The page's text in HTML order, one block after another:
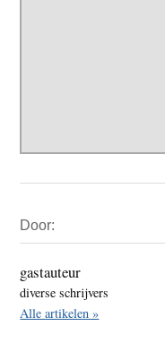
Sidebar
Door:
gastauteur
diverse schrijvers
Alle artikelen »